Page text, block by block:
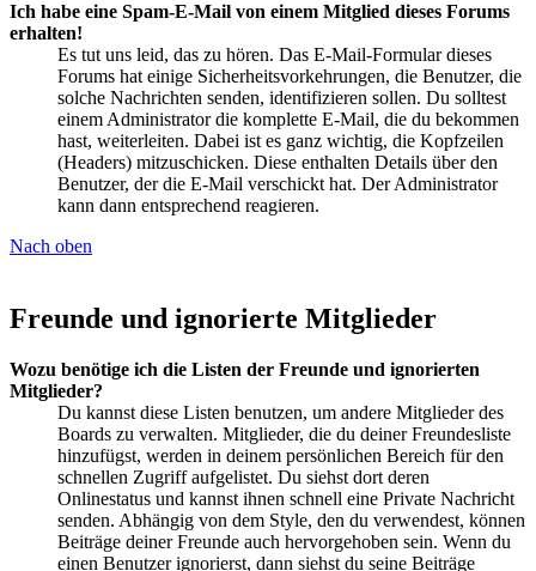
Ich habe eine Spam-E-Mail von einem Mitglied dieses Forums
erhalten!
Es tut uns leid, das zu hören. Das E-Mail-Formular dieses
Forums hat einige Sicherheitsvorkehrungen, die Benutzer, die
solche Nachrichten senden, identifizieren sollen. Du solltest
einem Administrator die komplette E-Mail, die du bekommen
hast, weiterleiten. Dabei ist es ganz wichtig, die Kopfzeilen
(Headers) mitzuschicken. Diese enthalten Details über den
Benutzer, der die E-Mail verschickt hat. Der Administrator
kann dann entsprechend reagieren.
Nach oben
Freunde und ignorierte Mitglieder
Wozu benötige ich die Listen der Freunde und ignorierten
Mitglieder?
Du kannst diese Listen benutzen, um andere Mitglieder des
Boards zu verwalten. Mitglieder, die du deiner Freundesliste
hinzufügst, werden in deinem persönlichen Bereich für den
schnellen Zugriff aufgelistet. Du siehst dort deren
Onlinestatus und kannst ihnen schnell eine Private Nachricht
senden. Abhängig von dem Style, den du verwendest, können
Beiträge deiner Freunde auch hervorgehoben sein. Wenn du
einen Benutzer ignorierst, dann siehst du seine Beiträge